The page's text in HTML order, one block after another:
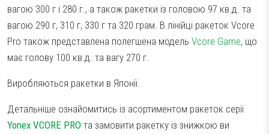
вагою 300 г і 280 г., а також ракетки із головою 97 кв.д. та
вагою 290 г, 310 г, 330 г та 320 грам. В лінійці ракеток Vcore
Pro також представлена полегшена модель Vcore Game, що
має голову 100 кв.д. та вагу 270 г.
Виробляються ракетки в Японії.
Детальніше ознайомитись із асортиментом ракеток серії
Yonex VCORE PRO та замовити ракетку із знижкою ви